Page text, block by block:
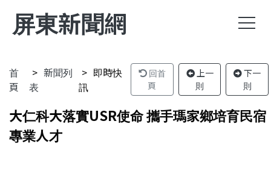
屏東新聞網
首
頁
新聞列
表
即時快
訊
回首
頁
上一
則
下一
則
大仁科大落實USR使命 攜手瑪家鄉培育民宿
專業人才